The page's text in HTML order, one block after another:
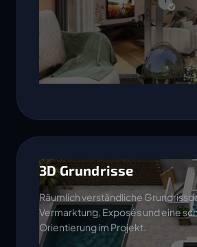
3D Grundrisse
Räumlich verständliche
Vermarktung, Exposés und eine
Orientierung im Projekt.